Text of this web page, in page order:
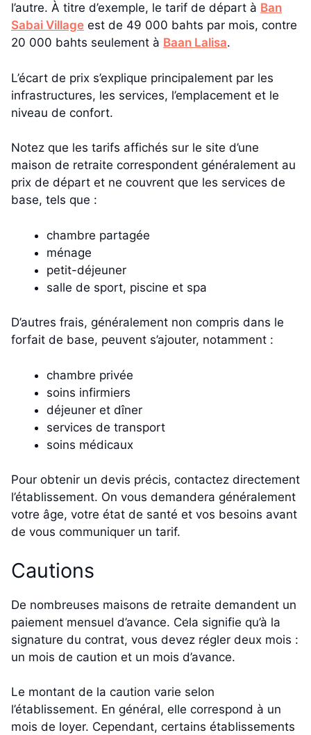
l’autre. À titre d’exemple, le tarif de départ à Ban
Sabai Village est de 49 000 bahts par mois, contre
20 000 bahts seulement à Baan Lalisa.
L’écart de prix s’explique principalement par les
infrastructures, les services, l’emplacement et le
niveau de confort.
Notez que les tarifs affichés sur le site d’une
maison de retraite correspondent généralement au
prix de départ et ne couvrent que les services de
base, tels que :
chambre partagée
ménage
petit-déjeuner
salle de sport, piscine et spa
D’autres frais, généralement non compris dans le
forfait de base, peuvent s’ajouter, notamment :
chambre privée
soins infirmiers
déjeuner et dîner
services de transport
soins médicaux
Pour obtenir un devis précis, contactez directement
l’établissement. On vous demandera généralement
votre âge, votre état de santé et vos besoins avant
de vous communiquer un tarif.
Cautions
De nombreuses maisons de retraite demandent un
paiement mensuel d’avance. Cela signifie qu’à la
signature du contrat, vous devez régler deux mois :
un mois de caution et un mois d’avance.
Le montant de la caution varie selon
l’établissement. En général, elle correspond à un
mois de loyer. Cependant, certains établissements